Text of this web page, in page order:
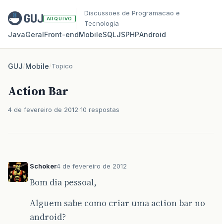
ARQUIVO
Discussoes de Programacao e
Tecnologia
JavaGeralFront‑endMobileSQLJSPHPAndroid
GUJ/Mobile/Topico
Action Bar
4 de fevereiro de 2012 10 respostas
Schoker4 de fevereiro de 2012
Bom dia pessoal,
Alguem sabe como criar uma action bar no
android?